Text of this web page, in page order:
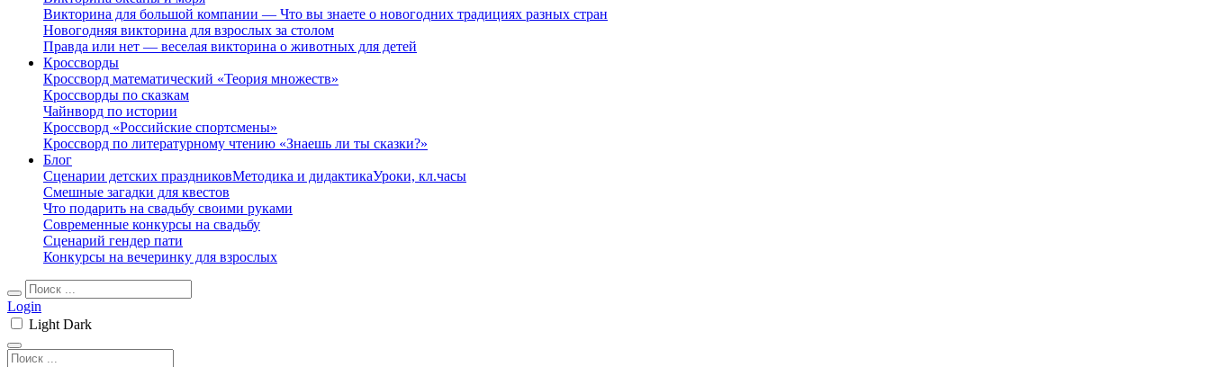
Викторина для большой компании — Что вы знаете о новогодних традициях разных стран
Новогодняя викторина для взрослых за столом
Правда или нет — веселая викторина о животных для детей
Кроссворды
Кроссворд математический «Теория множеств»
Кроссворды по сказкам
Чайнворд по истории
Кроссворд «Российские спортсмены»
Кроссворд по литературному чтению «Знаешь ли ты сказки?»
Блог
Сценарии детских праздниковМетодика и дидактикаУроки, кл.часы
Смешные загадки для квестов
Что подарить на свадьбу своими руками
Современные конкурсы на свадьбу
Сценарий гендер пати
Конкурсы на вечеринку для взрослых
Login
Light Dark